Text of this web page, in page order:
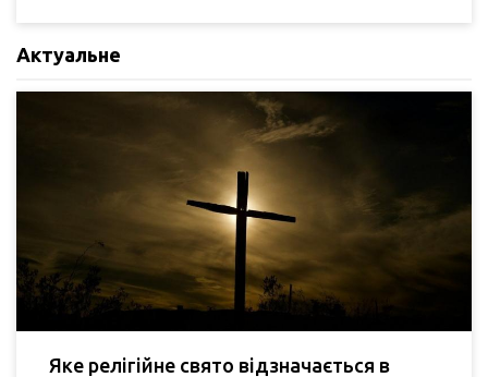
Актуальне
Яке релігійне свято відзначається в